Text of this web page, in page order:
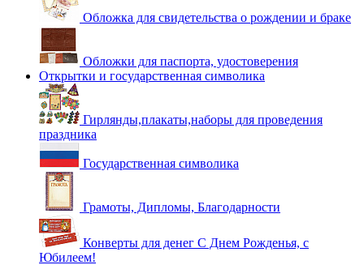
Обложка для свидетельства о рождении и браке
Обложки для паспорта, удостоверения
Открытки и государственная символика
Гирлянды,плакаты,наборы для проведения
праздника
Государственная символика
Грамоты, Дипломы, Благодарности
Конверты для денег С Днем Рожденья, с
Юбилеем!